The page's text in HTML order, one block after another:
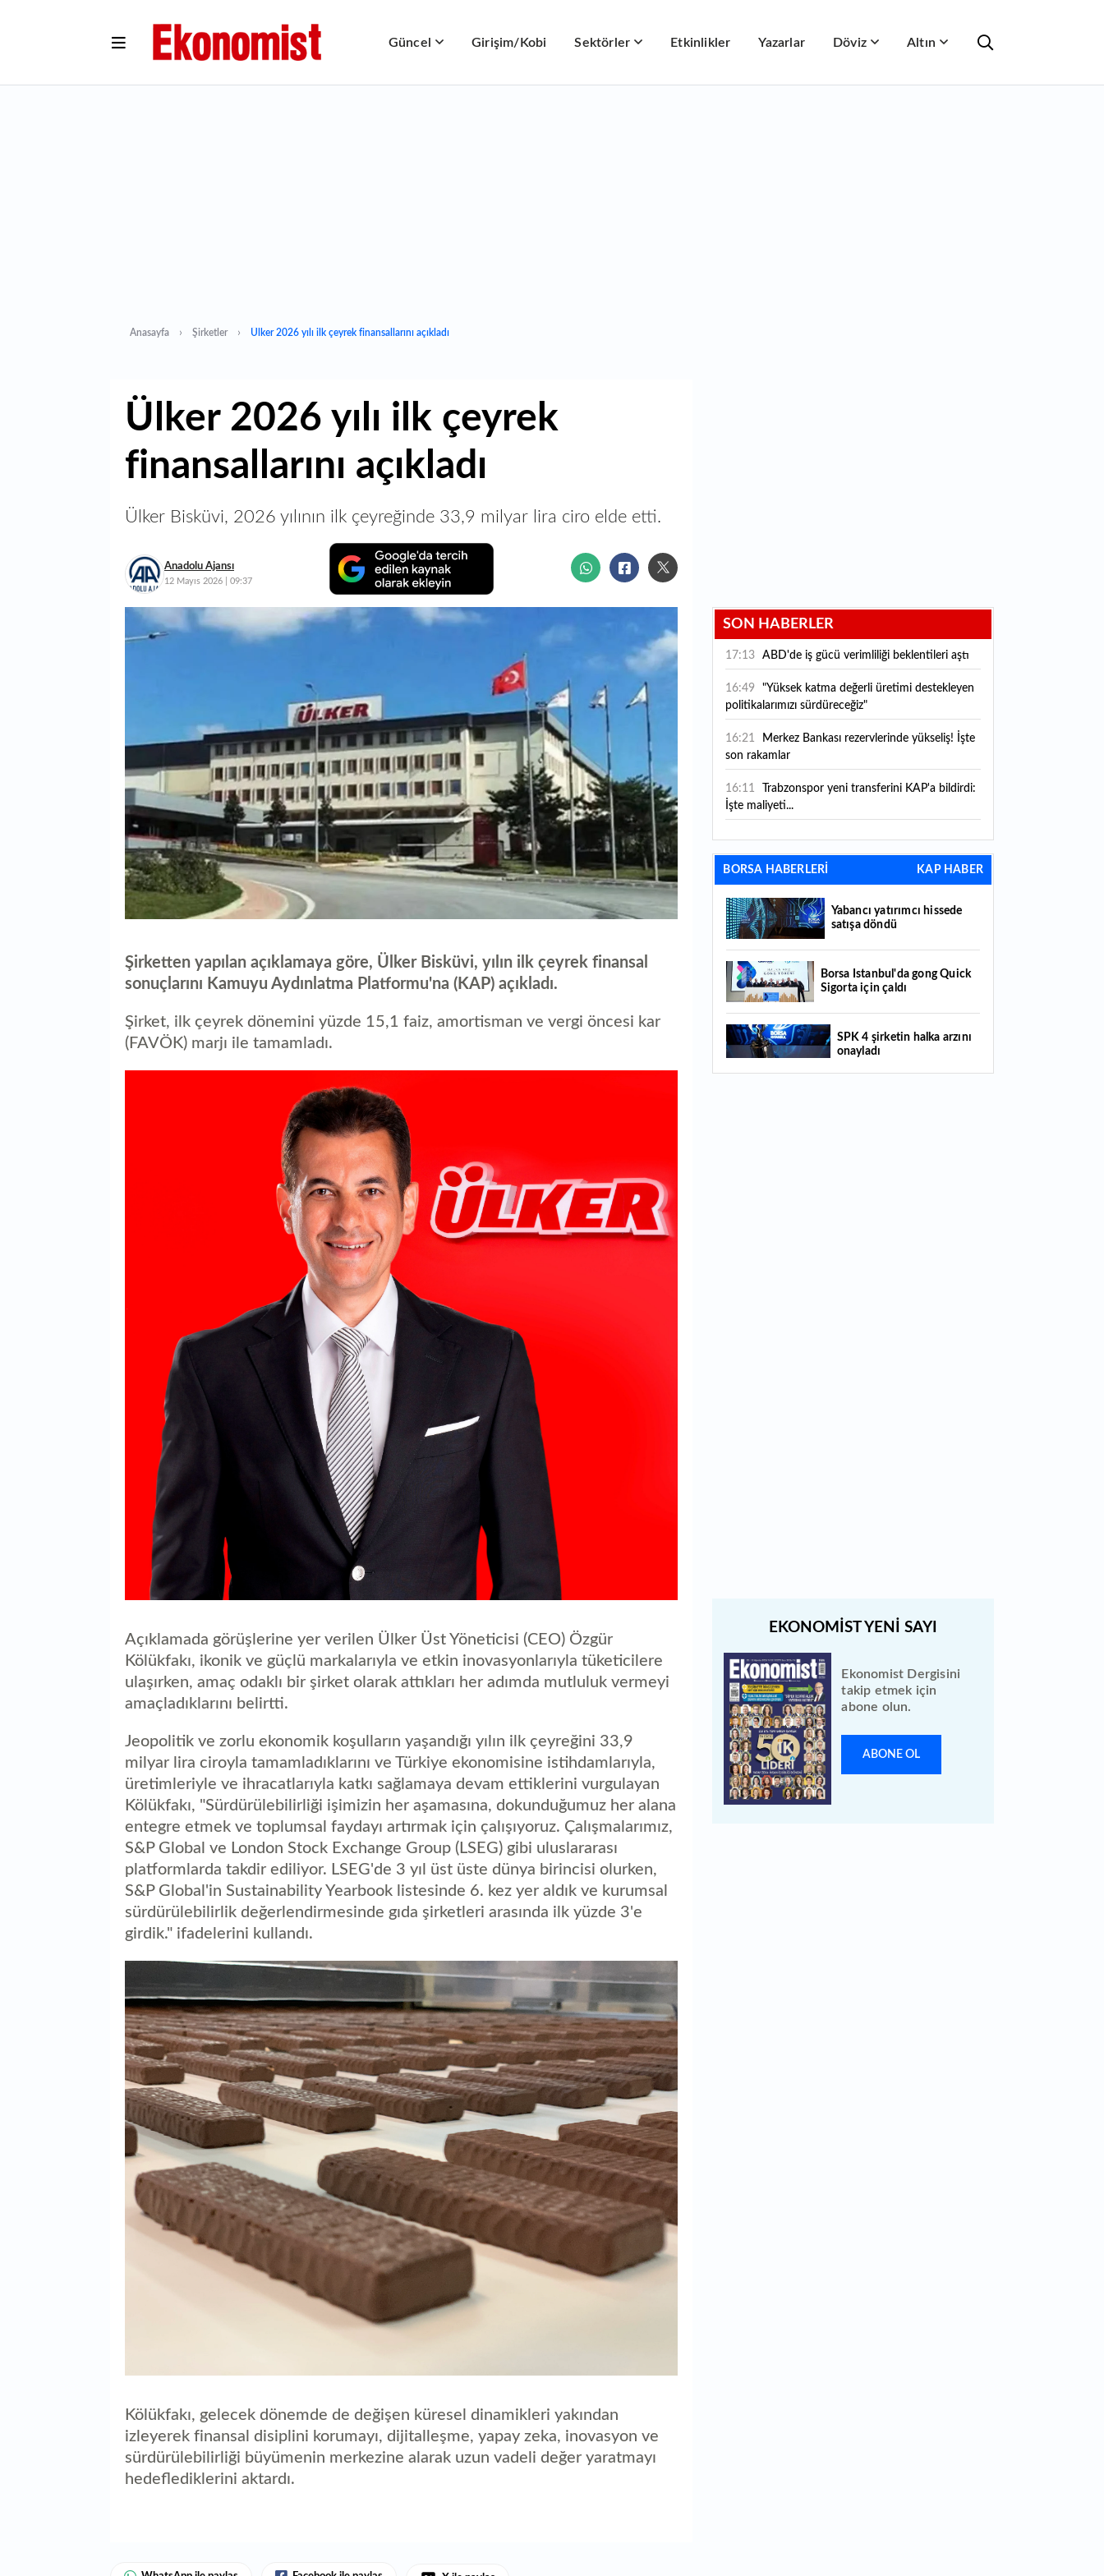
Güncel Girişim/Kobi Sektörler Etkinlikler Yazarlar Döviz Altın
Anasayfa Şirketler Ülker 2026 yılı ilk çeyrek finansallarını açıkladı
Ülker 2026 yılı ilk çeyrek
finansallarını açıkladı
Ülker Bisküvi, 2026 yılının ilk çeyreğinde 33,9 milyar lira ciro elde etti.
Anadolu Ajansı
12 Mayıs 2026 | 09:37
Şirketten yapılan açıklamaya göre, Ülker Bisküvi, yılın ilk çeyrek finansal
sonuçlarını Kamuyu Aydınlatma Platformu'na (KAP) açıkladı.
Şirket, ilk çeyrek dönemini yüzde 15,1 faiz, amortisman ve vergi öncesi kar
(FAVÖK) marjı ile tamamladı.
Açıklamada görüşlerine yer verilen Ülker Üst Yöneticisi (CEO) Özgür
Kölükfakı, ikonik ve güçlü markalarıyla ve etkin inovasyonlarıyla tüketicilere
ulaşırken, amaç odaklı bir şirket olarak attıkları her adımda mutluluk vermeyi
amaçladıklarını belirtti.
Jeopolitik ve zorlu ekonomik koşulların yaşandığı yılın ilk çeyreğini 33,9
milyar lira ciroyla tamamladıklarını ve Türkiye ekonomisine istihdamlarıyla,
üretimleriyle ve ihracatlarıyla katkı sağlamaya devam ettiklerini vurgulayan
Kölükfakı, "Sürdürülebilirliği işimizin her aşamasına, dokunduğumuz her alana
entegre etmek ve toplumsal faydayı artırmak için çalışıyoruz. Çalışmalarımız,
S&P Global ve London Stock Exchange Group (LSEG) gibi uluslararası
platformlarda takdir ediliyor. LSEG'de 3 yıl üst üste dünya birincisi olurken,
S&P Global'in Sustainability Yearbook listesinde 6. kez yer aldık ve kurumsal
sürdürülebilirlik değerlendirmesinde gıda şirketleri arasında ilk yüzde 3'e
girdik." ifadelerini kullandı.
Kölükfakı, gelecek dönemde de değişen küresel dinamikleri yakından
izleyerek finansal disiplini korumayı, dijitalleşme, yapay zeka, inovasyon ve
sürdürülebilirliği büyümenin merkezine alarak uzun vadeli değer yaratmayı
hedeflediklerini aktardı.
SON HABERLER
17:13 ABD'de iş gücü verimliliği beklentileri aştı
16:49
"Yüksek katma değerli üretimi destekleyen
politikalarımızı sürdüreceğiz"
16:21
son rakamlar
16:11
İşte maliyeti...
16:09 TMO 2026-2027 fındık alım fiyatlarını
açıkladı!
geriledi
15:07 Yabancı yatırımcı hissede satışa döndü
14:39
liraya geriledi
14:29 Türkiye'de her 4 kişiden 3'ü internet
bankacılığı kullanıyor
14:26 Türkiye'nin 2026 dijital karnesi: En çok
BORSA HABERLERİ KAP HABER
Yabancı yatırımcı hissede
satışa döndü
Borsa İstanbul'da gong Quick
Sigorta için çaldı
SPK 4 şirketin halka arzını
onayladı
Ekonomist Dergisini
takip etmek için
abone olun.
ABONE OL